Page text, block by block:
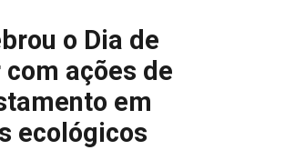
o Dia de
ações de
em
ecológicos